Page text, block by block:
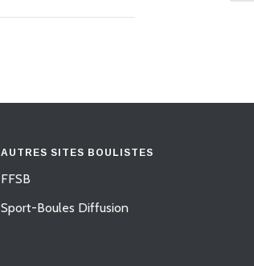
AUTRES SITES BOULISTES
FFSB
Sport-Boules Diffusion